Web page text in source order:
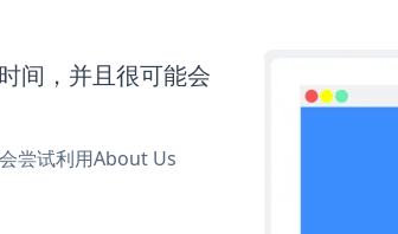
间，并且很可能会
尝试利用About Us